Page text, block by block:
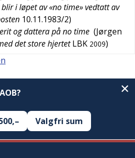
i løpet av «no time» vedtatt av
10.11.1983/2)
og dattera på no time (Jørgen
det store hjertet LBK 2009)
Valgfri sum